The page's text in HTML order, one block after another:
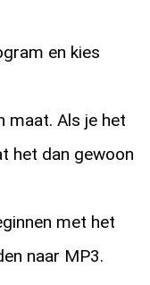
en kies
maat. Als je het
het dan gewoon
met het
naar MP3.